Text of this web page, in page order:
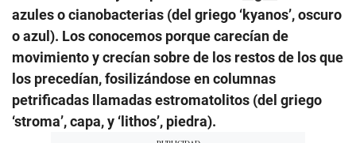
azules o cianobacterias (del griego ‘kyanos’, oscuro
o azul). Los conocemos porque carecían de
movimiento y crecían sobre de los restos de los que
los precedían, fosilizándose en columnas
petrificadas llamadas estromatolitos (del griego
‘stroma’, capa, y ‘lithos’, piedra).